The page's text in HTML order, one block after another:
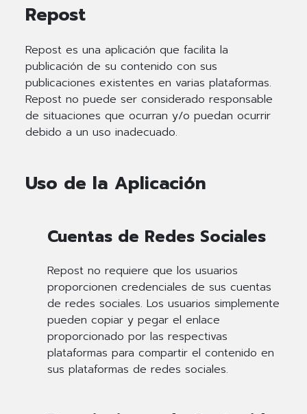
Repost
Repost es una aplicación que facilita la
publicación de su contenido con sus
publicaciones existentes en varias plataformas.
Repost no puede ser considerado responsable
de situaciones que ocurran y/o puedan ocurrir
debido a un uso inadecuado.
Uso de la Aplicación
Cuentas de Redes Sociales
Repost no requiere que los usuarios
proporcionen credenciales de sus cuentas
de redes sociales. Los usuarios simplemente
pueden copiar y pegar el enlace
proporcionado por las respectivas
plataformas para compartir el contenido en
sus plataformas de redes sociales.